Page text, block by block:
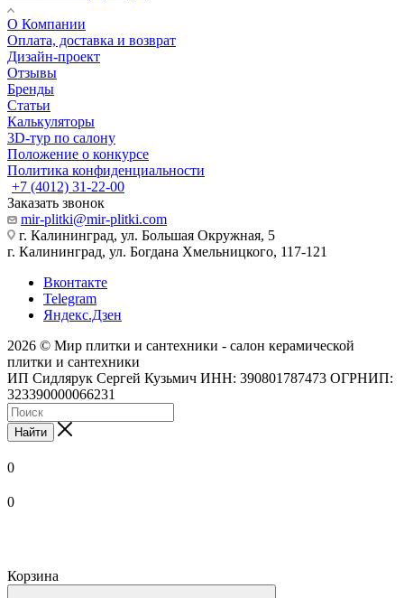
О Компании
Оплата, доставка и возврат
Дизайн-проект
Отзывы
Бренды
Статьи
Калькуляторы
3D-тур по салону
Положение о конкурсе
Политика конфиденциальности
+7 (4012) 31-22-00
Заказать звонок
mir-plitki@mir-plitki.com
г. Калининград, ул. Большая Окружная, 5
г. Калининград, ул. Богдана Хмельницкого, 117-121
Вконтакте
Telegram
Яндекс.Дзен
2026 © Мир плитки и сантехники - салон керамической
плитки и сантехники
ИП Сидлярук Сергей Кузьмич ИНН: 390801787473 ОГРНИП:
323390000066231
Найти
0
0
Корзина